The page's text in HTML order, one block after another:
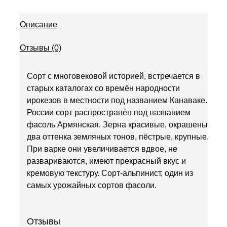
Описание
Отзывы (0)
Сорт с многовековой историей, встречается в
старых каталогах со времён народности
ирокезов в местности под названием Канаваке. В
России сорт распространён под названием
фасоль Армянская. Зерна красивые, окрашены в
два оттенка земляных тонов, пёстрые, крупные.
При варке они увеличивается вдвое, не
развариваются, имеют прекрасный вкус и
кремовую текстуру. Сорт-альпинист, один из
самых урожайных сортов фасоли.
Отзывы